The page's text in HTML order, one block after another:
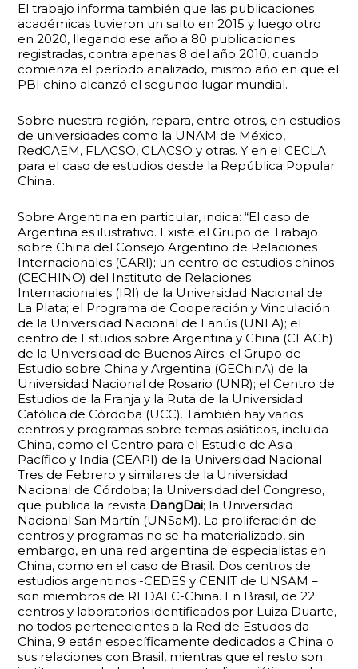
El trabajo informa también que las publicaciones
académicas tuvieron un salto en 2015 y luego otro
en 2020, llegando ese año a 80 publicaciones
registradas, contra apenas 8 del año 2010, cuando
comienza el período analizado, mismo año en que el
PBI chino alcanzó el segundo lugar mundial.
Sobre nuestra región, repara, entre otros, en estudios
de universidades como la UNAM de México,
RedCAEM, FLACSO, CLACSO y otras. Y en el CECLA
para el caso de estudios desde la República Popular
China.
Sobre Argentina en particular, indica: “El caso de
Argentina es ilustrativo. Existe el Grupo de Trabajo
sobre China del Consejo Argentino de Relaciones
Internacionales (CARI); un centro de estudios chinos
(CECHINO) del Instituto de Relaciones
Internacionales (IRI) de la Universidad Nacional de
La Plata; el Programa de Cooperación y Vinculación
de la Universidad Nacional de Lanús (UNLA); el
centro de Estudios sobre Argentina y China (CEACh)
de la Universidad de Buenos Aires; el Grupo de
Estudio sobre China y Argentina (GEChinA) de la
Universidad Nacional de Rosario (UNR); el Centro de
Estudios de la Franja y la Ruta de la Universidad
Católica de Córdoba (UCC). También hay varios
centros y programas sobre temas asiáticos, incluida
China, como el Centro para el Estudio de Asia
Pacífico y India (CEAPI) de la Universidad Nacional
Tres de Febrero y similares de la Universidad
Nacional de Córdoba; la Universidad del Congreso,
que publica la revista DangDai; la Universidad
Nacional San Martín (UNSaM). La proliferación de
centros y programas no se ha materializado, sin
embargo, en una red argentina de especialistas en
China, como en el caso de Brasil. Dos centros de
estudios argentinos -CEDES y CENIT de UNSAM –
son miembros de REDALC-China. En Brasil, de 22
centros y laboratorios identificados por Luiza Duarte,
no todos pertenecientes a la Red de Estudos da
China, 9 están específicamente dedicados a China o
sus relaciones con Brasil, mientras que el resto son